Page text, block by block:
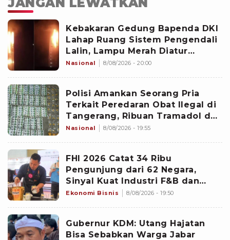
Kebakaran Gedung Bapenda DKI
Lahap Ruang Sistem Pengendali
Lalin, Lampu Merah Diatur
Manual Sementara
Nasional 8/08/2026 - 20:00
Polisi Amankan Seorang Pria
Terkait Peredaran Obat Ilegal di
Tangerang, Ribuan Tramadol dan
Hexymer Ikut Disita
Nasional 8/08/2026 - 19:55
FHI 2026 Catat 34 Ribu
Pengunjung dari 62 Negara,
Sinyal Kuat Industri F&B dan
Hospitality Indonesia
Ekonomi Bisnis 8/08/2026 - 19:50
Gubernur KDM: Utang Hajatan
Bisa Sebabkan Warga Jabar